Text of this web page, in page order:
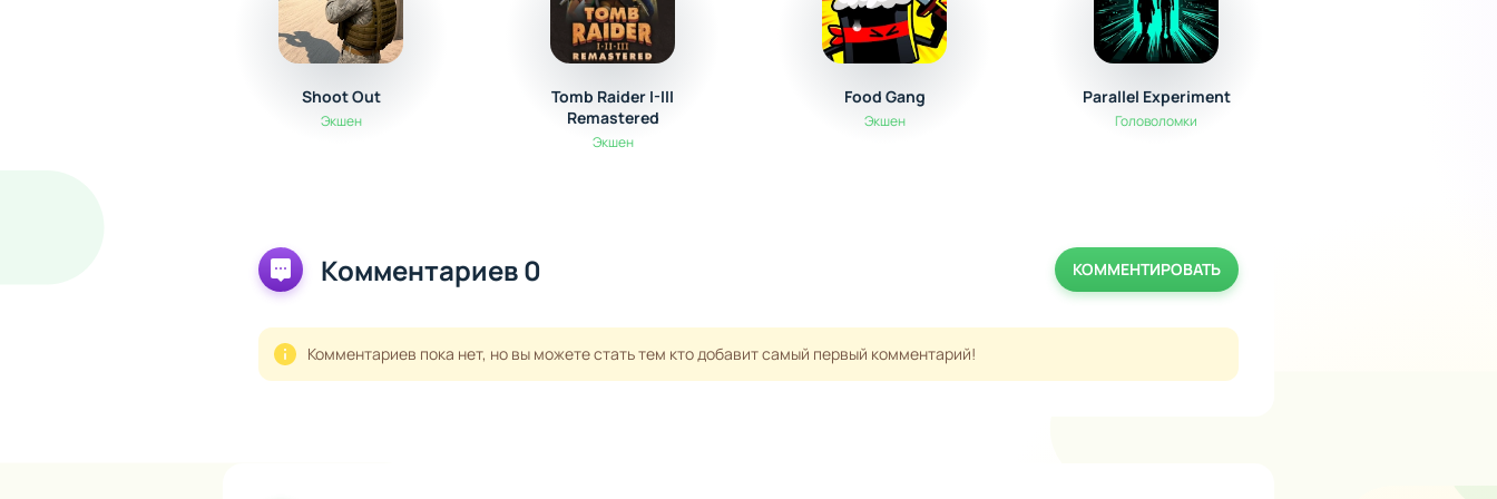
Shoot Out
Экшен
Tomb Raider I-III
Remastered
Экшен
Food Gang
Экшен
Parallel Experiment
Головоломки
Комментариев 0 КОММЕНТИРОВАТЬ
Комментариев пока нет, но вы можете стать тем кто добавит самый первый комментарий!